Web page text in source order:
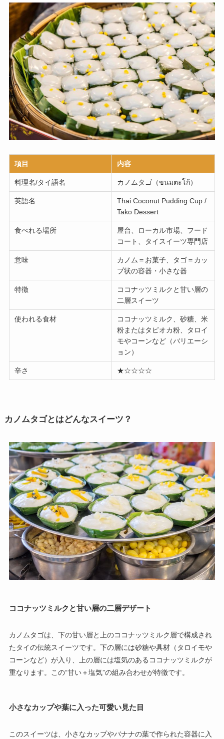
項目 内容
料理名/タイ語名 カノムタゴ（ขนมตะโก้）
英語名
Thai Coconut Pudding Cup /
Tako Dessert
食べれる場所
屋台、ローカル市場、フード
コート、タイスイーツ専門店
意味
カノム＝お菓子、タゴ＝カッ
プ状の容器・小さな器
特徴
ココナッツミルクと甘い層の
二層スイーツ
使われる食材
ココナッツミルク、砂糖、米
粉またはタピオカ粉、タロイ
モやコーンなど（バリエーシ
ョン）
辛さ ★☆☆☆☆
カノムタゴとはどんなスイーツ？
ココナッツミルクと甘い層の二層デザート
カノムタゴは、下の甘い層と上のココナッツミルク層で構成され
たタイの伝統スイーツです。下の層には砂糖や具材（タロイモや
コーンなど）が入り、上の層には塩気のあるココナッツミルクが
重なります。この“甘い＋塩気”の組み合わせが特徴です。
小さなカップや葉に入った可愛い見た目
このスイーツは、小さなカップやバナナの葉で作られた容器に入